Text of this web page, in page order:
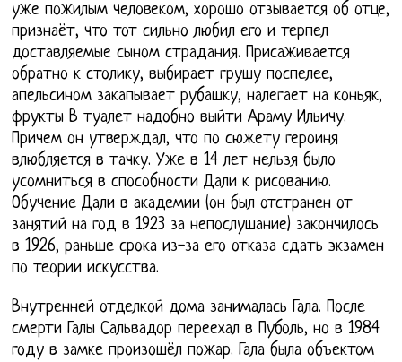
уже пожилым человеком, хорошо отзывается об отце,
признаёт, что тот сильно любил его и терпел
доставляемые сыном страдания. Присаживается
обратно к столику, выбирает грушу поспелее,
апельсином закапывает рубашку, налегает на коньяк,
фрукты В туалет надобно выйти Араму Ильичу.
Причем он утверждал, что по сюжету героиня
влюбляется в тачку. Уже в 14 лет нельзя было
усомниться в способности Дали к рисованию.
Обучение Дали в академии (он был отстранен от
занятий на год в 1923 за непослушание) закончилось
в 1926, раньше срока из-за его отказа сдать экзамен
по теории искусства.
Внутренней отделкой дома занималась Гала. После
смерти Галы Сальвадор переехал в Пуболь, но в 1984
году в замке произошёл пожар. Гала была объектом